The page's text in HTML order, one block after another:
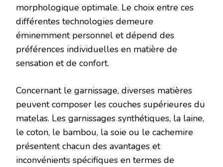
morphologique optimale. Le choix entre ces
différentes technologies demeure
éminemment personnel et dépend des
préférences individuelles en matière de
sensation et de confort.
Concernant le garnissage, diverses matières
peuvent composer les couches supérieures du
matelas. Les garnissages synthétiques, la laine,
le coton, le bambou, la soie ou le cachemire
présentent chacun des avantages et
inconvénients spécifiques en termes de